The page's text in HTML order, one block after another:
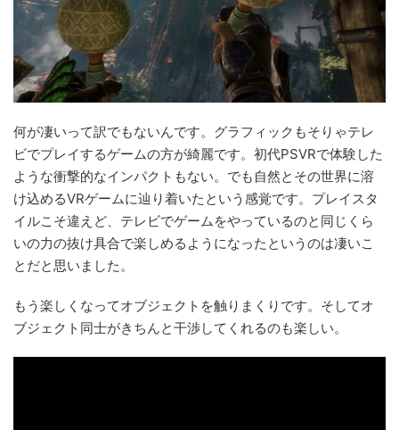
何が凄いって訳でもないんです。グラフィックもそりゃテレ
ビでプレイするゲームの方が綺麗です。初代PSVRで体験した
ような衝撃的なインパクトもない。でも自然とその世界に溶
け込めるVRゲームに辿り着いたという感覚です。プレイスタ
イルこそ違えど、テレビでゲームをやっているのと同じくら
いの力の抜け具合で楽しめるようになったというのは凄いこ
とだと思いました。
もう楽しくなってオブジェクトを触りまくりです。そしてオ
ブジェクト同士がきちんと干渉してくれるのも楽しい。